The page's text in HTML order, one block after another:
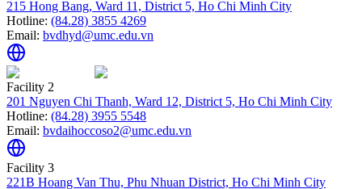
215 Hong Bang, Ward 11, District 5, Ho Chi Minh City
Hotline: (84.28) 3855 4269
Email: bvdhyd@umc.edu.vn
Facility 2
201 Nguyen Chi Thanh, Ward 12, District 5, Ho Chi Minh City
Hotline: (84.28) 3955 5548
Email: bvdaihoccoso2@umc.edu.vn
Facility 3
221B Hoang Van Thu, Phu Nhuan District, Ho Chi Minh City